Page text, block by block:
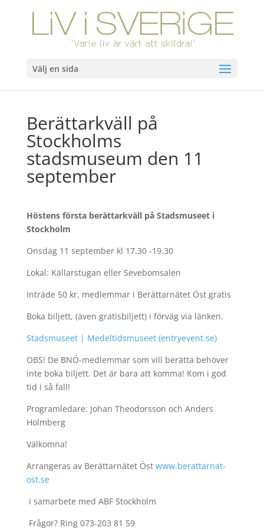
Välj en sida
Berättarkväll på
Stockholms
stadsmuseum den 11
september
Höstens första berättarkväll på Stadsmuseet i
Stockholm
Onsdag 11 september kl 17.30 -19.30
Lokal: Källarstugan eller Sevebomsalen
Inträde 50 kr, medlemmar i Berättarnätet Öst gratis
Boka biljett, (även gratisbiljett) i förväg via länken.
Stadsmuseet | Medeltidsmuseet (entryevent.se)
OBS! De BNÖ-medlemmar som vill berätta behöver
inte boka biljett. Det är bara att komma! Kom i god
tid i så fall!
Programledare: Johan Theodorsson och Anders
Holmberg
Välkomna!
Arrangeras av Berättarnätet Öst www.berattarnat-
ost.se
i samarbete med ABF Stockholm
Frågor? Ring 073-203 81 59